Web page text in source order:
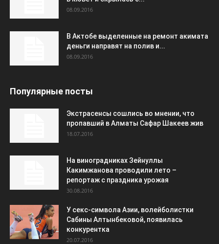
08.09.2016
В Актобе выделенные на ремонт акимата
деньги направят на полив и...
08.09.2016
Популярные посты
Экстрасенсы сошлись во мнении, что
пропавший в Алматы Сафар Шакеев жив
18.07.2016
На виноградниках Зейнуллы
Какимжанова проводили лето –
репортаж с праздника урожая
30.08.2016
У секс-символа Азии, волейболистки
Сабины Алтынбековой, появилась
конкурентка
20.07.2016